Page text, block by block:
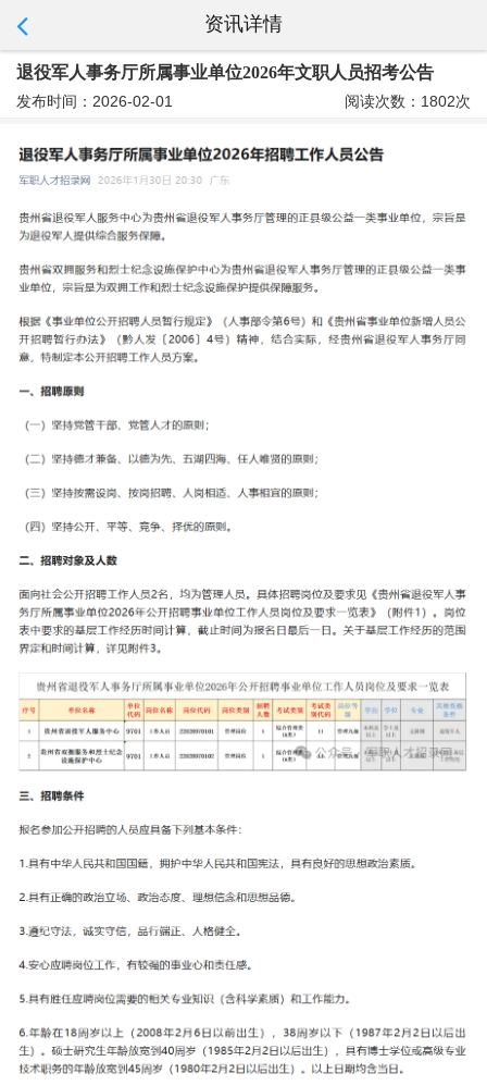
资讯详情
退役军人事务厅所属事业单位2026年文职人员招考公告
发布时间：2026-02-01 阅读次数：1802次